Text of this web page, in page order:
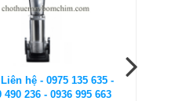
hệ - 0975 135 635 -
490 236 - 0936 995 663